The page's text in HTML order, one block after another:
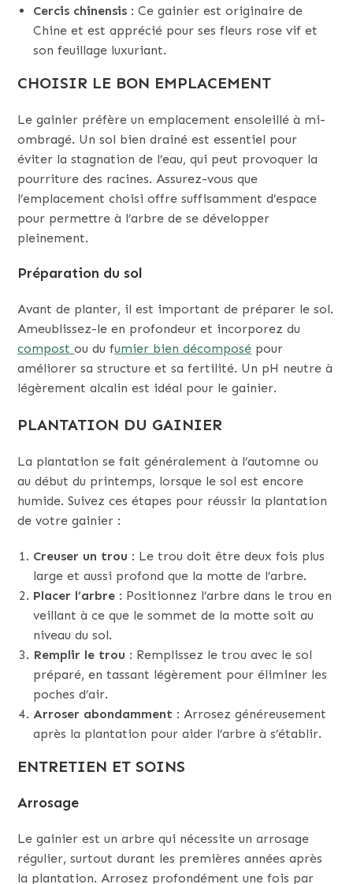
Cercis chinensis : Ce gainier est originaire de
Chine et est apprécié pour ses fleurs rose vif et
son feuillage luxuriant.
CHOISIR LE BON EMPLACEMENT
Le gainier préfère un emplacement ensoleillé à mi-
ombragé. Un sol bien drainé est essentiel pour
éviter la stagnation de l’eau, qui peut provoquer la
pourriture des racines. Assurez-vous que
l’emplacement choisi offre suffisamment d’espace
pour permettre à l’arbre de se développer
pleinement.
Préparation du sol
Avant de planter, il est important de préparer le sol.
Ameublissez-le en profondeur et incorporez du
compostou du fumier bien décomposé pour
améliorer sa structure et sa fertilité. Un pH neutre à
légèrement alcalin est idéal pour le gainier.
PLANTATION DU GAINIER
La plantation se fait généralement à l’automne ou
au début du printemps, lorsque le sol est encore
humide. Suivez ces étapes pour réussir la plantation
de votre gainier :
Creuser un trou : Le trou doit être deux fois plus
large et aussi profond que la motte de l’arbre.
Placer l’arbre : Positionnez l’arbre dans le trou en
veillant à ce que le sommet de la motte soit au
niveau du sol.
Remplir le trou : Remplissez le trou avec le sol
préparé, en tassant légèrement pour éliminer les
poches d’air.
Arroser abondamment : Arrosez généreusement
après la plantation pour aider l’arbre à s’établir.
ENTRETIEN ET SOINS
Arrosage
Le gainier est un arbre qui nécessite un arrosage
régulier, surtout durant les premières années après
la plantation. Arrosez profondément une fois par